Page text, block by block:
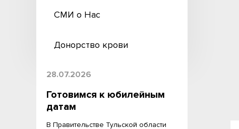
СМИ о Нас
Донорство крови
28.07.2026
Готовимся к юбилейным
датам
В Правительстве Тульской области